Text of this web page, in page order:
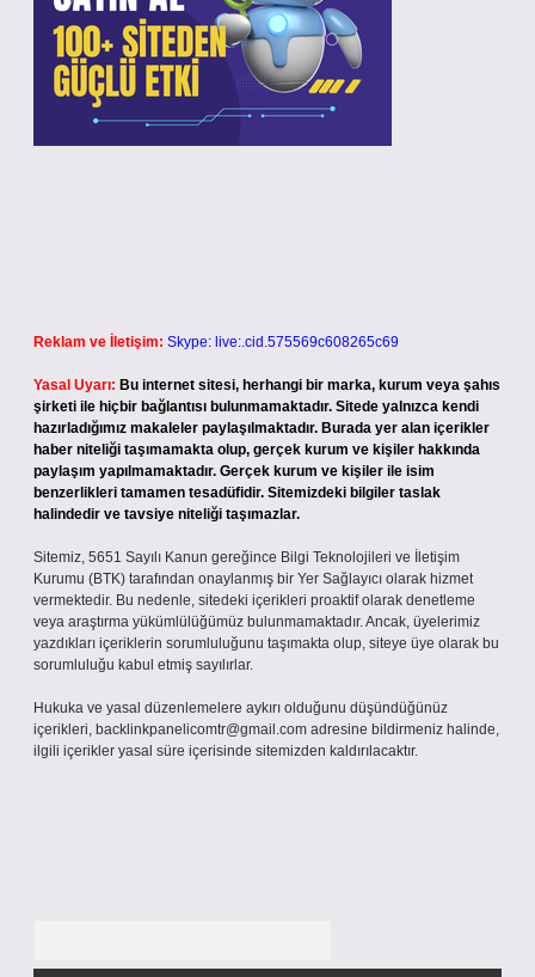
Reklam ve İletişim: Skype: live:.cid.575569c608265c69
Yasal Uyarı: Bu internet sitesi, herhangi bir marka, kurum veya şahıs
şirketi ile hiçbir bağlantısı bulunmamaktadır. Sitede yalnızca kendi
hazırladığımız makaleler paylaşılmaktadır. Burada yer alan içerikler
haber niteliği taşımamakta olup, gerçek kurum ve kişiler hakkında
paylaşım yapılmamaktadır. Gerçek kurum ve kişiler ile isim
benzerlikleri tamamen tesadüfidir. Sitemizdeki bilgiler taslak
halindedir ve tavsiye niteliği taşımazlar.
Sitemiz, 5651 Sayılı Kanun gereğince Bilgi Teknolojileri ve İletişim
Kurumu (BTK) tarafından onaylanmış bir Yer Sağlayıcı olarak hizmet
vermektedir. Bu nedenle, sitedeki içerikleri proaktif olarak denetleme
veya araştırma yükümlülüğümüz bulunmamaktadır. Ancak, üyelerimiz
yazdıkları içeriklerin sorumluluğunu taşımakta olup, siteye üye olarak bu
sorumluluğu kabul etmiş sayılırlar.
Hukuka ve yasal düzenlemelere aykırı olduğunu düşündüğünüz
içerikleri, backlinkpanelicomtr@gmail.com adresine bildirmeniz halinde,
ilgili içerikler yasal süre içerisinde sitemizden kaldırılacaktır.